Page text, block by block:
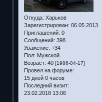
Откуда: Харьков
Зарегистрирован: 06.05.2013
Приглашений: 0
Сообщений: 398
Уважение: +34
Пол: Мужской
Возраст: 40 [1986-04-17]
Провел на форуме:
15 дней 0 часов
Последний визит:
23.02.2018 13:06